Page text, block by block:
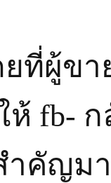
ที่ผู้ขา
ห้ fb-
ำคัญม